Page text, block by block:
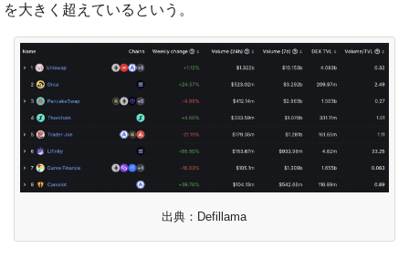
を大きく超えているという。
出典：Defillama